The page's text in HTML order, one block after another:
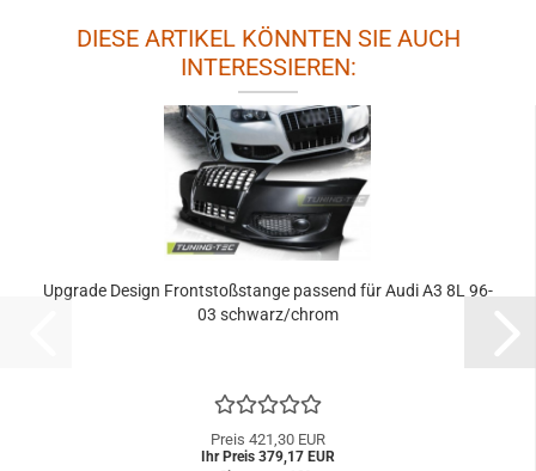
DIESE ARTIKEL KÖNNTEN SIE AUCH
INTERESSIEREN:
Upgrade Design Frontstoßstange passend für Audi A3 8L 96-
03 schwarz/chrom
Preis 421,30 EUR
Ihr Preis 379,17 EUR